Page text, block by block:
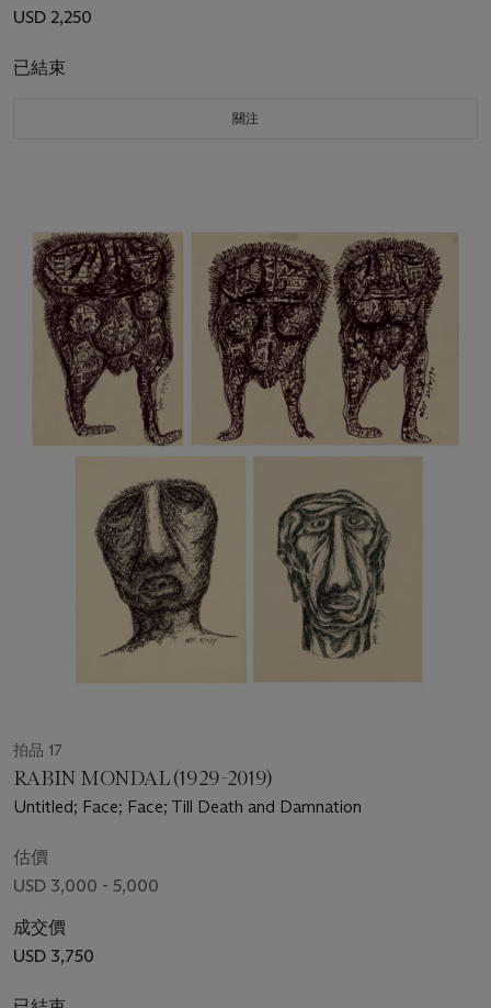
USD 2,250
已結束
關注
拍品 17
RABIN MONDAL (1929-2019)
Untitled; Face; Face; Till Death and Damnation
估價
USD 3,000 - 5,000
成交價
USD 3,750